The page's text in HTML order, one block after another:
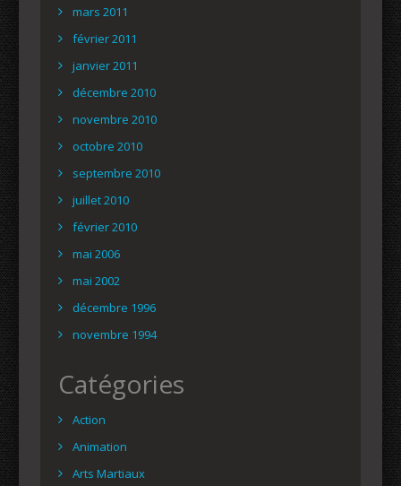
mars 2011
février 2011
janvier 2011
décembre 2010
novembre 2010
octobre 2010
septembre 2010
juillet 2010
février 2010
mai 2006
mai 2002
décembre 1996
novembre 1994
Catégories
Action
Animation
Arts Martiaux